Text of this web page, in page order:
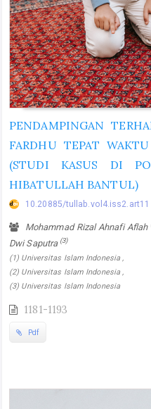
PENDAMPINGAN
FARDHU TEPAT
(STUDI KASUS DI
HIBATULLAH BANTUL)
10.20885/tullab.vol4.iss2.art11
Mohammad Rizal Ahnafi Aflah
Dwi Saputra (3)
(1) Universitas Islam Indonesia ,
(2) Universitas Islam Indonesia ,
(3) Universitas Islam Indonesia
1181-1193
Pdf